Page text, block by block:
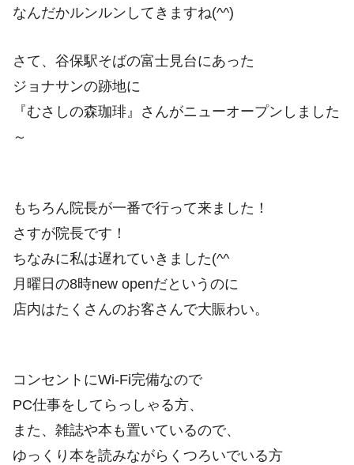
なんだかルンルンしてきますね(^^)
さて、谷保駅そばの富士見台にあった
ジョナサンの跡地に
『むさしの森珈琲』さんがニューオープンしました
～
もちろん院長が一番で行って来ました！
さすが院長です！
ちなみに私は遅れていきました(^^ゞ
月曜日の8時new openだというのに
店内はたくさんのお客さんで大賑わい。
コンセントにWi-Fi完備なので
PC仕事をしてらっしゃる方、
また、雑誌や本も置いているので、
ゆっくり本を読みながらくつろいでいる方